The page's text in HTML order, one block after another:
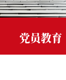
党员教育